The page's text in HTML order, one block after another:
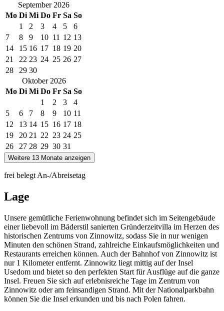
September 2026
Mo Di Mi Do Fr Sa So
1
2 3 4 5
6
7
8 9 10 11 12 13
14
15 16 17 18 19 20
21
22 23 24 25 26 27
28
29 30
Oktober 2026
Mo Di Mi Do Fr Sa So
1
2 3
4
5
6 7 8 9 10 11
12
13 14 15 16 17 18
19
20 21 22 23 24 25
26
27 28 29 30 31
Weitere 13 Monate anzeigen
frei belegtAn-/Abreisetag
Lage
Unsere gemütliche Ferienwohnung befindet sich im Seitengebäude
einer liebevoll im Bäderstil sanierten Gründerzeitvilla im Herzen des
historischen Zentrums von Zinnowitz, sodass Sie in nur wenigen
Minuten den schönen Strand, zahlreiche Einkaufsmöglichkeiten und
Restaurants erreichen können. Auch der Bahnhof von Zinnowitz ist
nur 1 Kilometer entfernt. Zinnowitz liegt mittig auf der Insel
Usedom und bietet so den perfekten Start für Ausflüge auf die ganze
Insel. Freuen Sie sich auf erlebnisreiche Tage im Zentrum von
Zinnowitz oder am feinsandigen Strand. Mit der Nationalparkbahn
können Sie die Insel erkunden und bis nach Polen fahren.